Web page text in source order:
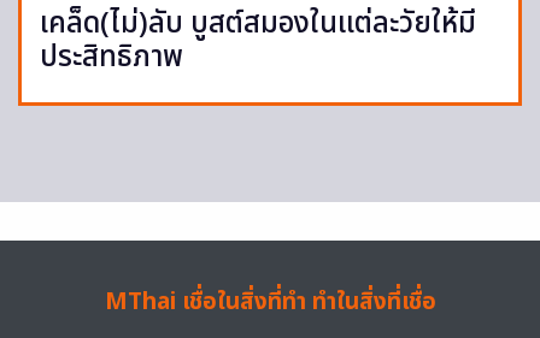
เคล็ด(ไม่)ลับ บูสต์สมองในแต่ละวัยให้มี
ประสิทธิภาพ
MThai เชื่อในสิ่งที่ทำ ทำในสิ่งที่เชื่อ